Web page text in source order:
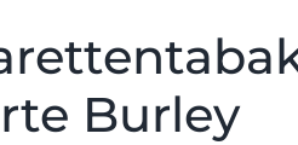
Burley